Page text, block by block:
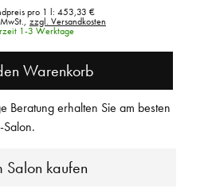
pro 1 l: 453,33 €
zzgl. Versandkosten
1-3 Werktage
Warenkorb
Salon kaufen
Beratung erhalten Sie am besten
Salon.